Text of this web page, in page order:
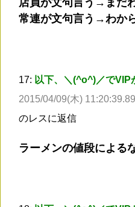
店員が文句言う→まだ
常連が文句言う→わか
17: 以下、＼(^o^)／でVIP
2015/04/09(木)
のレスに返信
ラーメンの値段による